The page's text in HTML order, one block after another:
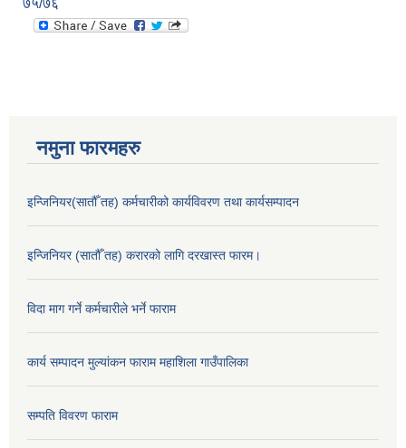
७५/७६
नमुना फारमहरु
इन्जिनियर(सातौँ तह) कर्मचारीको कार्यविवरण तथा कार्यसम्पादन
इन्जिनियर (सातौँ तह) करारको लागि दरखास्त फारम।
विदा माग गर्ने कर्मचारीले भर्ने फाराम
कार्य सम्पादन मुल्यांकन फाराम महाशिला गाउँपालिका
सम्पति विवरण फाराम